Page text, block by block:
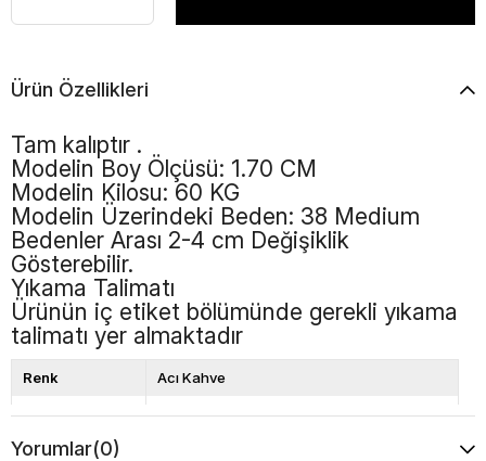
Ürün Özellikleri
Tam kalıptır .
Modelin Boy Ölçüsü: 1.70 CM
Modelin Kilosu: 60 KG
Modelin Üzerindeki Beden: 38 Medium
Bedenler Arası 2-4 cm Değişiklik
Gösterebilir.
Yıkama Talimatı
Ürünün iç etiket bölümünde gerekli yıkama
talimatı yer almaktadır
Renk Acı Kahve
Boy Standart
Desen
Yorumlar(0)